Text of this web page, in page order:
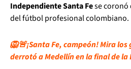
Independiente Santa Fese coronó
del fútbol profesional colombiano.
🦁🚨¡Santa Fe, campeón! Mira los
derrotó a Medellín en la final de la